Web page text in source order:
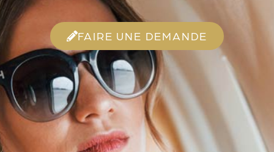
FAIRE UNE DEMANDE